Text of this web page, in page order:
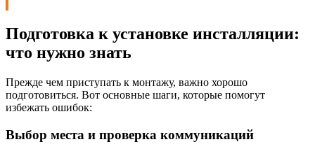
Подготовка к установке инсталляции:
что нужно знать
Прежде чем приступать к монтажу, важно хорошо
подготовиться. Вот основные шаги, которые помогут
избежать ошибок:
Выбор места и проверка коммуникаций